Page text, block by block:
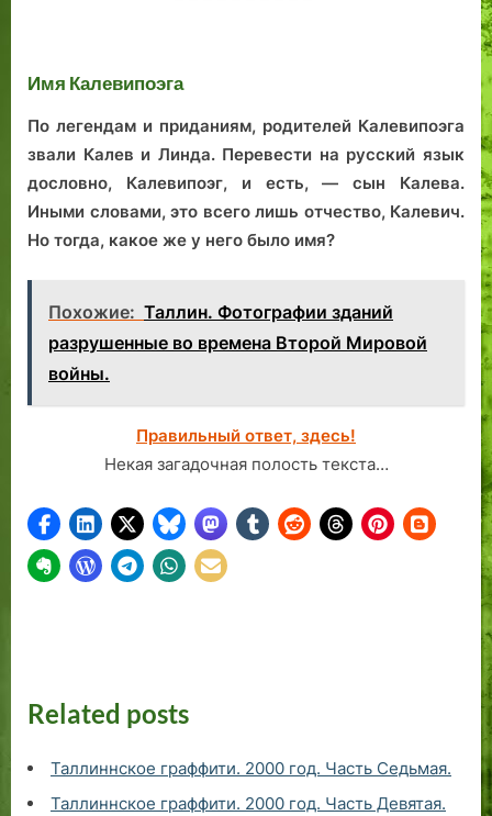
района Копли
Имя Калевипоэга
По легендам и приданиям, родителей Калевипоэга
звали Калев и Линда. Перевести на русский язык
дословно, Калевипоэг, и есть, — сын Калева.
Иными словами, это всего лишь отчество, Калевич.
Но тогда, какое же у него было имя?
Похожие: Таллин. Фотографии зданий
разрушенные во времена Второй Мировой
войны.
Правильный ответ, здесь!
Некая загадочная полость текста…
Related posts
Таллиннское граффити. 2000 год. Часть Седьмая.
Таллиннское граффити. 2000 год. Часть Девятая.